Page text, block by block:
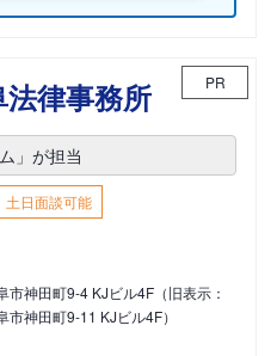
律事務所 PR
」が担当
土日面談可能
市神田町9-4 KJビル4F（旧表示：
市神田町9-11 KJビル4F）